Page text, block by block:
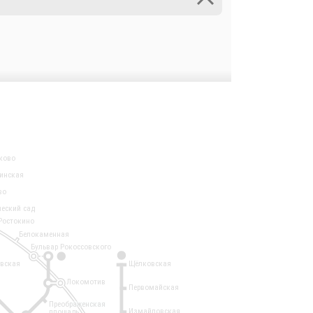
1
Локомотив
сад
Белокаменная
Щёлковская
Первомайская
Измайловская
Бульвар Рокоссовского
Преображенская